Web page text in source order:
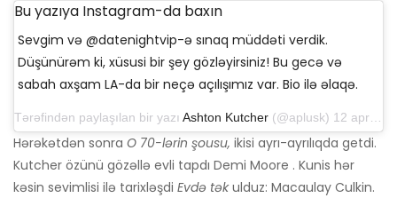
Bu yazıya Instagram-da baxın
Sevgim və @datenightvip-ə sınaq müddəti verdik.
Düşünürəm ki, xüsusi bir şey gözləyirsiniz! Bu gecə və
sabah axşam LA-da bir neçə açılışımız var. Bio ilə əlaqə.
Tərəfindən paylaşılan bir yazı Ashton Kutcher (@aplusk) 12 aprel 2019-cu il, saat 14: 50-də PDT
Hərəkətdən sonra O 70-lərin şousu, ikisi ayrı-ayrılıqda getdi.
Kutcher özünü gözəllə evli tapdı Demi Moore . Kunis hər
kəsin sevimlisi ilə tarixləşdi Evdə təkulduz: Macaulay Culkin.